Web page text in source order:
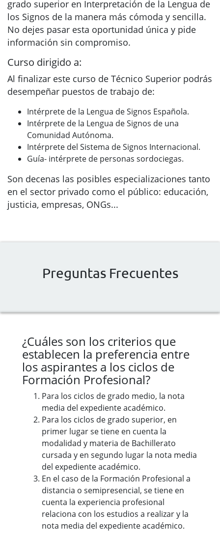
grado superior en Interpretación de la Lengua de
los Signos de la manera más cómoda y sencilla.
No dejes pasar esta oportunidad única y pide
información sin compromiso.
Curso dirigido a:
Al finalizar este curso de Técnico Superior podrás
desempeñar puestos de trabajo de:
Intérprete de la Lengua de Signos Española.
Intérprete de la Lengua de Signos de una
Comunidad Autónoma.
Intérprete del Sistema de Signos Internacional.
Guía- intérprete de personas sordociegas.
Son decenas las posibles especializaciones tanto
en el sector privado como el público: educación,
justicia, empresas, ONGs...
Preguntas Frecuentes
¿Cuáles son los criterios que
establecen la preferencia entre
los aspirantes a los ciclos de
Formación Profesional?
Para los ciclos de grado medio, la nota
media del expediente académico.
Para los ciclos de grado superior, en
primer lugar se tiene en cuenta la
modalidad y materia de Bachillerato
cursada y en segundo lugar la nota media
del expediente académico.
En el caso de la Formación Profesional a
distancia o semipresencial, se tiene en
cuenta la experiencia profesional
relaciona con los estudios a realizar y la
nota media del expediente académico.